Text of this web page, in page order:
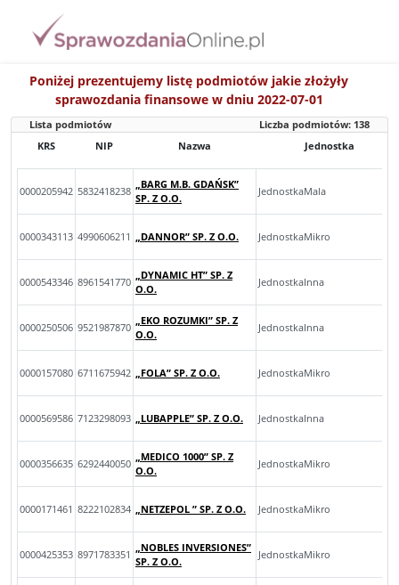
Poniżej prezentujemy listę podmiotów jakie złożyły
sprawozdania finansowe w dniu 2022-07-01
Lista podmiotów Liczba podmiotów: 138
KRS
NIP Nazwa Jednostka
0000205942 5832418238
„BARG M.B. GDAŃSK”
SP. Z O.O.
JednostkaMala
0000343113 4990606211 „DANNOR” SP. Z O.O. JednostkaMikro
0000543346 8961541770
„DYNAMIC HT” SP. Z
O.O.
JednostkaInna
0000250506 9521987870
„EKO ROZUMKI” SP. Z
O.O.
JednostkaInna
0000157080 6711675942 „FOLA” SP. Z O.O. JednostkaMikro
0000569586 7123298093 „LUBAPPLE” SP. Z O.O. JednostkaInna
0000356635 6292440050
„MEDICO 1000” SP. Z
O.O.
JednostkaMikro
0000171461 8222102834 „NETZEPOL ” SP. Z O.O. JednostkaMikro
0000425353 8971783351
„NOBLES INVERSIONES”
SP. Z O.O.
JednostkaMikro